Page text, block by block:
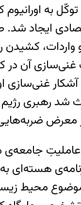
توکّل به
ایجاد
آن در
غنی‌سازی
شد رهبری
ضربه‌هایی
عاملیتِ
هسته‌ای
محیط